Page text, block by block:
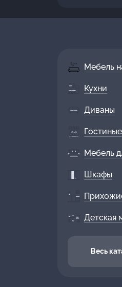
Мебель
Кухни
Диваны
Гостиные
Мебель
Шкафы
Детская
Весь